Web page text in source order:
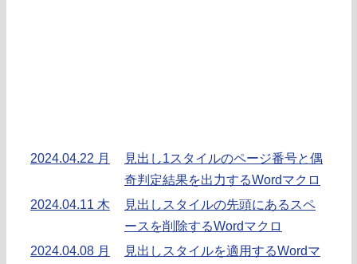
2024.04.22 月
見出し1スタイルのページ番号と偶
奇判定結果を出力するWordマクロ
2024.04.11 木
見出しスタイルの先頭にあるスペ
ースを削除するWordマクロ
2024.04.08 月
見出しスタイルを適用するWordマ